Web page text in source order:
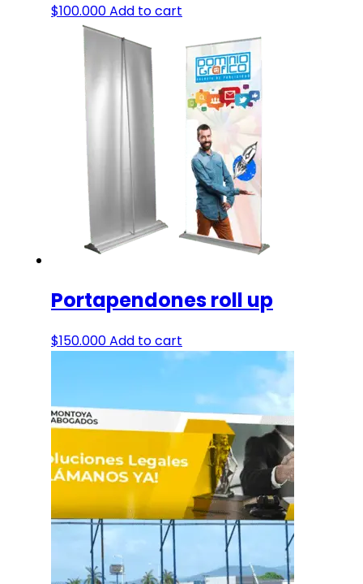
$100.000Add to cart
Portapendones roll up
$150.000Add to cart